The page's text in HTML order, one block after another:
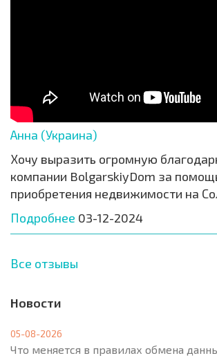
Анна (Украина)
Хочу выразить огромную
компании BolgarskiyDom за
приобретения недвижимости на
Подробнее 03-12-2024
Все отзывы
Новости
05-08-2026
Что меняется в правилах обмена